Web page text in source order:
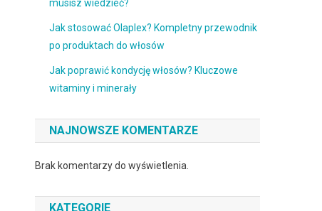
musisz wiedzieć?
Jak stosować Olaplex? Kompletny przewodnik
po produktach do włosów
Jak poprawić kondycję włosów? Kluczowe
witaminy i minerały
NAJNOWSZE KOMENTARZE
Brak komentarzy do wyświetlenia.
KATEGORIE